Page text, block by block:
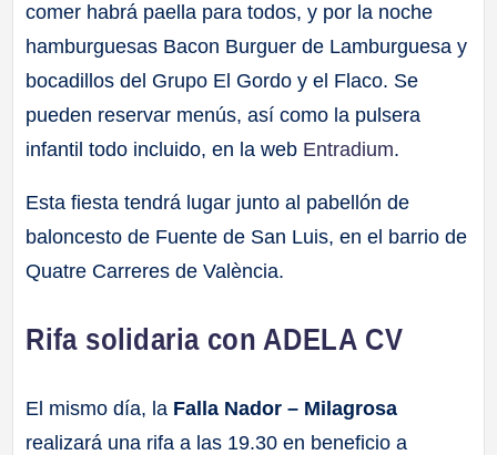
comer habrá paella para todos, y por la noche
hamburguesas Bacon Burguer de Lamburguesa y
bocadillos del Grupo El Gordo y el Flaco. Se
pueden reservar menús, así como la pulsera
infantil todo incluido, en la web Entradium.
Esta fiesta tendrá lugar junto al pabellón de
baloncesto de Fuente de San Luis, en el barrio de
Quatre Carreres de València.
Rifa solidaria con ADELA CV
El mismo día, la Falla Nador – Milagrosa
realizará una rifa a las 19.30 en beneficio a